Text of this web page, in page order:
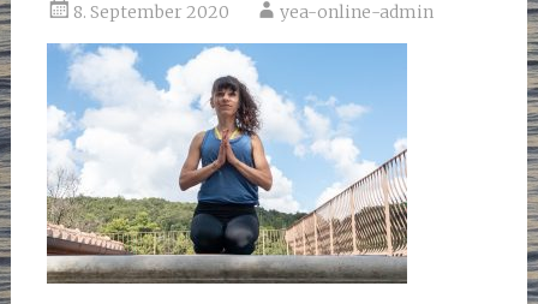
8. September 2020 yea-online-admin